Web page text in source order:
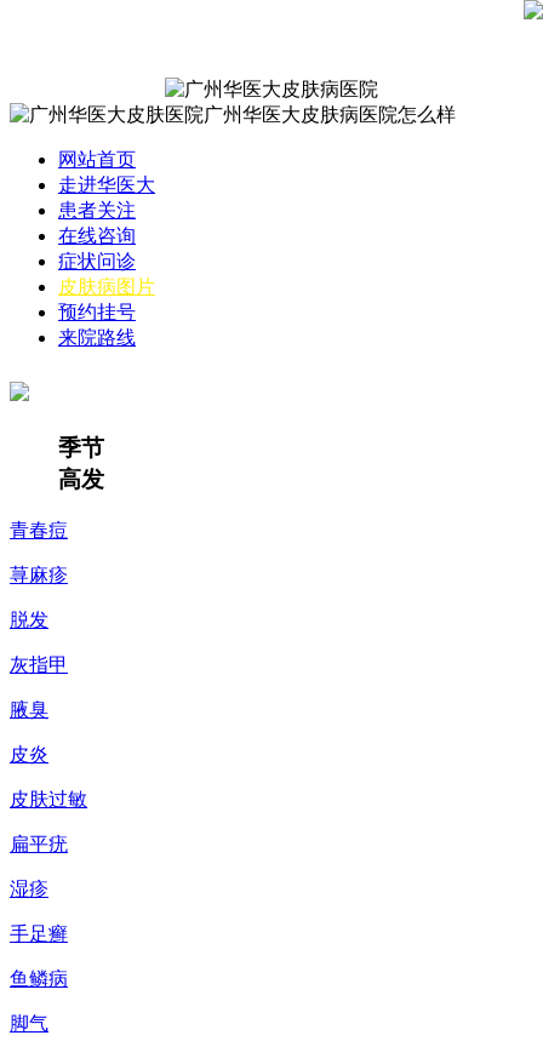
网站首页
走进华医大
患者关注
在线咨询
症状问诊
皮肤病图片
预约挂号
来院路线
季节
高发
青春痘
荨麻疹
脱发
灰指甲
腋臭
皮炎
皮肤过敏
扁平疣
湿疹
手足癣
鱼鳞病
脚气